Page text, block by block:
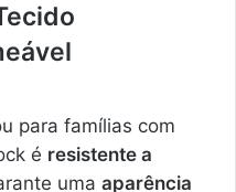
para famílias com
é resistente a
uma aparência